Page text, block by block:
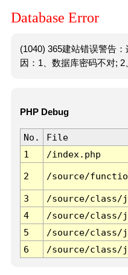
Database Error
(1040) 365建站错误警告
因：1、数据库密码不对; 2
PHP Debug
No. File
1
/index.php
2 /source/
3 /source/class/
4
/source/class/
5
/source/class/
6
/source/class/